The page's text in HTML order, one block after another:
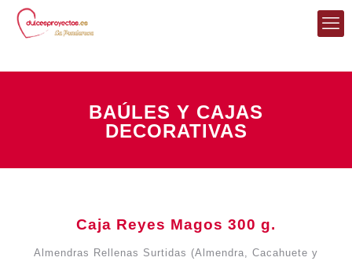
BAÚLES Y CAJAS
DECORATIVAS
Caja Reyes Magos 300 g.
Almendras Rellenas Surtidas (Almendra, Cacahuete y